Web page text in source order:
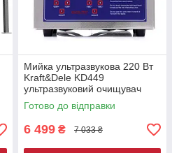
Мийка ультразвукова 220 Вт
Kraft&Dele KD449
ультразвуковий очищувач
Готово до відправки
6 499 ₴ 7 033 ₴